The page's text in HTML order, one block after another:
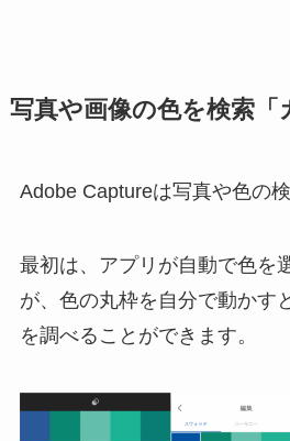
写真や画像の色を検索「
Adobe Captureは写真や色の
最初は、アプリが自動で色を
が、色の丸枠を自分で動かす
を調べることができます。